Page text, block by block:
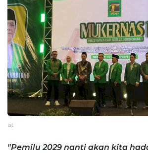
ist
"Pemilu 2029 nanti akan kita